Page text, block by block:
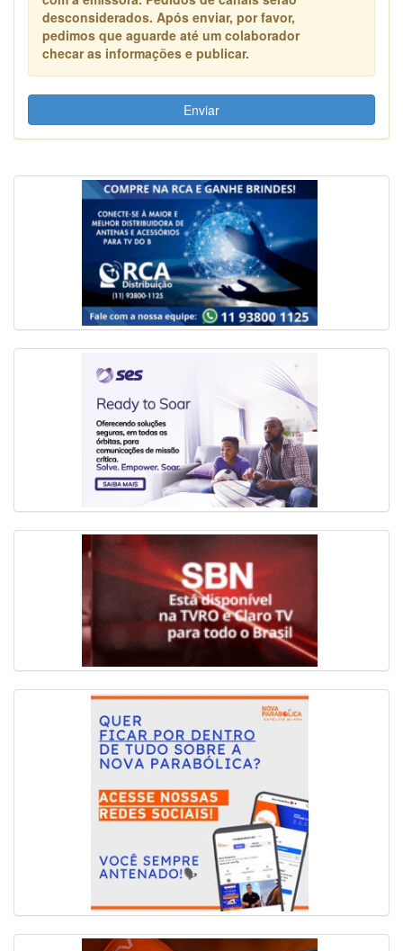
desconsiderados. Após enviar, por favor,
pedimos que aguarde até um colaborador
checar as informações e publicar.
Enviar